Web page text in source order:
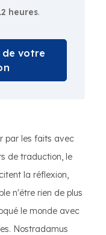
heures.
de votre
par les faits avec
de traduction, le
la réflexion,
n'être rien de plus
le monde avec
Nostradamus